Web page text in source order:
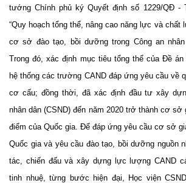
tướng Chính phủ ký Quyết định số 1229/QĐ -
“Quy hoạch tổng thể, nâng cao năng lực và chất
cơ sở đào tạo, bồi dưỡng trong Công an nhân
Trong đó, xác định mục tiêu tổng thể của Đề
hệ thống các trường CAND đáp ứng yêu cầu về
cơ cấu; đồng thời, đã xác định đầu tư xây
nhân dân (CSND) đến năm 2020 trở thành cơ sở
điểm của Quốc gia. Để đáp ứng yêu cầu cơ sở
Quốc gia và yêu cầu đào tạo, bồi dưỡng nguồn
tác, chiến đấu và xây dựng lực lượng CAND
tinh nhuệ, từng bước hiện đại, Học viện